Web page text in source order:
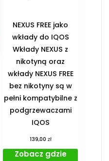
NEXUS FREE jako
wkłady do IQOS
Wkłady NEXUS z
nikotyną oraz
wkłady NEXUS FREE
bez nikotyny są w
pełni kompatybilne z
podgrzewaczami
IQOS
139,00 zł
Zobacz gdzie